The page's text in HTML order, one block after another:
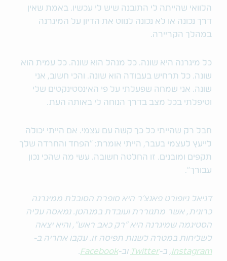
הלוואי שהייתה לי התובנה שיש לי עכשיו. באמת שאין
דרך נכונה או לא נכונה לנווט את הדיון על המיגרנה
במהלך הקריירה.
כל מיגרנה היא שונה. כל מנהל הוא שונה. כל עמית הוא
שונה. כל תרחיש בעבודה הוא שונה. והכי חשוב, אני
שונה. אני שמחה שפעלתי על פי האינסטינקטים שלי
וטיפלתי בכל מצב בדרך הנוחה לי באותה העת.
חבל רק שהייתי כל כך קשה עם עצמי. אם הייתי יכולה
לייעץ לעצמי בעבר, הייתי אומרת: "הפחד והחרדה שלך
תקפים ומובנים. זו החלטה חשובה. עשי מה שהכי נכון
עבורך".
דניאל ניופורט פאנצ'ר היא סופרת הסובלת ממיגרנה
כרונית, אשר מתגוררת ועובדת במנהטן. נמאסה עליה
הסטיגמה שמיגרנה היא "רק כאב ראש", והיא יצאה
לשליחות במטרה לשנות תפיסה זו. עקבו אחריה ב-
Instagram, ב-Twitter וב-Facebook
.